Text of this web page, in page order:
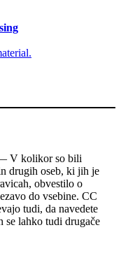
V kolikor so bili
drugih oseb, ki jih je
obvestilo o
do vsebine. CC
tudi, da navedete
se lahko tudi drugače